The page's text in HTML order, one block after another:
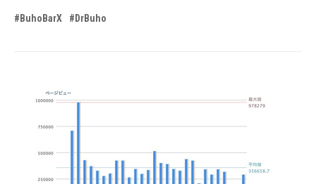
#BuhoBarX #DrBuho